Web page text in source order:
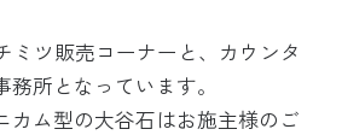
ミツ販売コーナーと、カウンタ
所となっています。
カム型の大谷石はお施主様のご